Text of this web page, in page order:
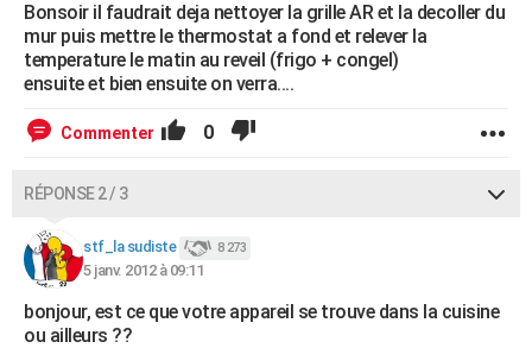
Bricolage
Lifestyle
Culture
Sport
Auto
Television
Voyage
Cinema
Bonsoir il faudrait deja nettoyer la grille AR et la decoller du
mur puis mettre le thermostat a fond et relever la
temperature le matin au reveil (frigo + congel)
ensuite et bien ensuite on verra....
Commenter 0
RÉPONSE 2 / 3
stf_la sudiste 8 273
5 janv. 2012 à 09:11
bonjour, est ce que votre appareil se trouve dans la cuisine
ou ailleurs ??